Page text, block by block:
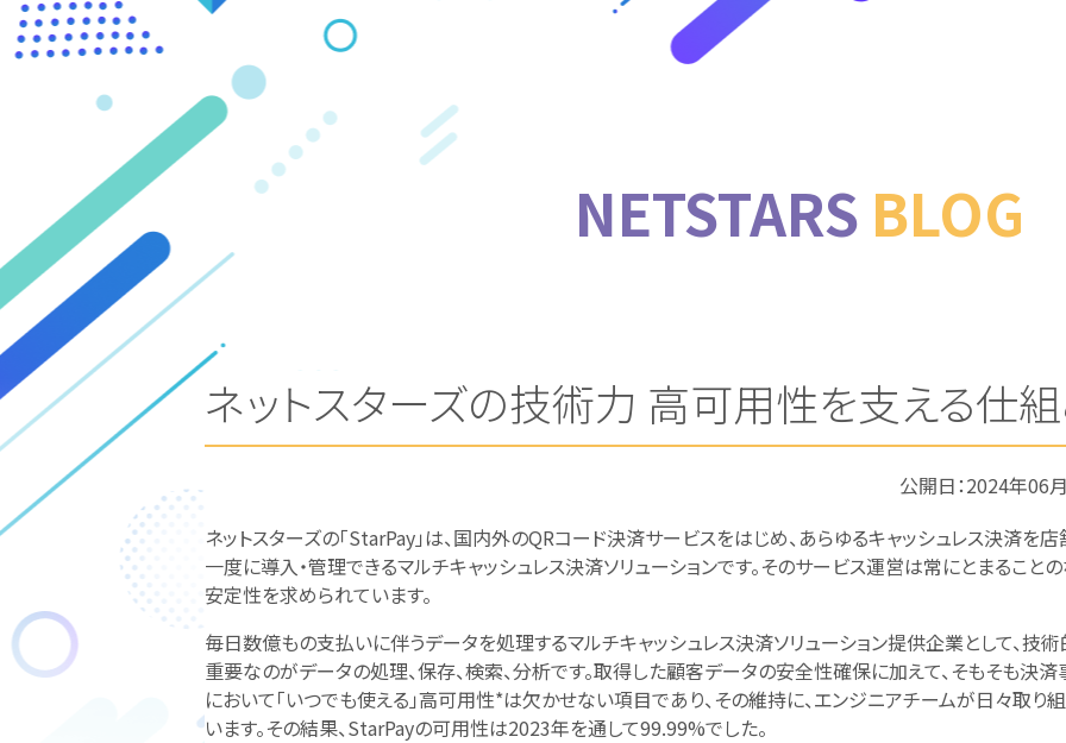
NETSTARS BLOG
ネットスターズの技術力 高可用性を支える仕
公開日：2024年06
ネットスターズの「StarPay」は、国内外のQRコード決済サービスをはじめ、あらゆるキャッシュレス決済を
一度に導入・管理できるマルチキャッシュレス決済ソリューションです。そのサービス運営は常にとまること
安定性を求められています。
毎日数億もの支払いに伴うデータを処理するマルチキャッシュレス決済ソリューション提供企業として、技
重要なのがデータの処理、保存、検索、分析です。取得した顧客データの安全性確保に加えて、そもそも決済
において「いつでも使える」高可用性*は欠かせない項目であり、その維持に、エンジニアチームが日々取り
います。その結果、StarPayの可用性は2023年を通して99.99%でした。